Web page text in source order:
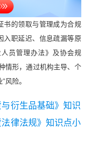
书的领取与管理成为合规
入职延迟、信息疏漏等原
员管理办法》及协会规
情形，通过机构主导、个
风险。
与衍生品基础》知识
法律法规》知识点小